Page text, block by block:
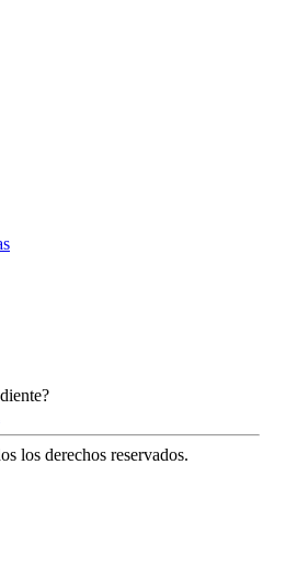
los derechos reservados.